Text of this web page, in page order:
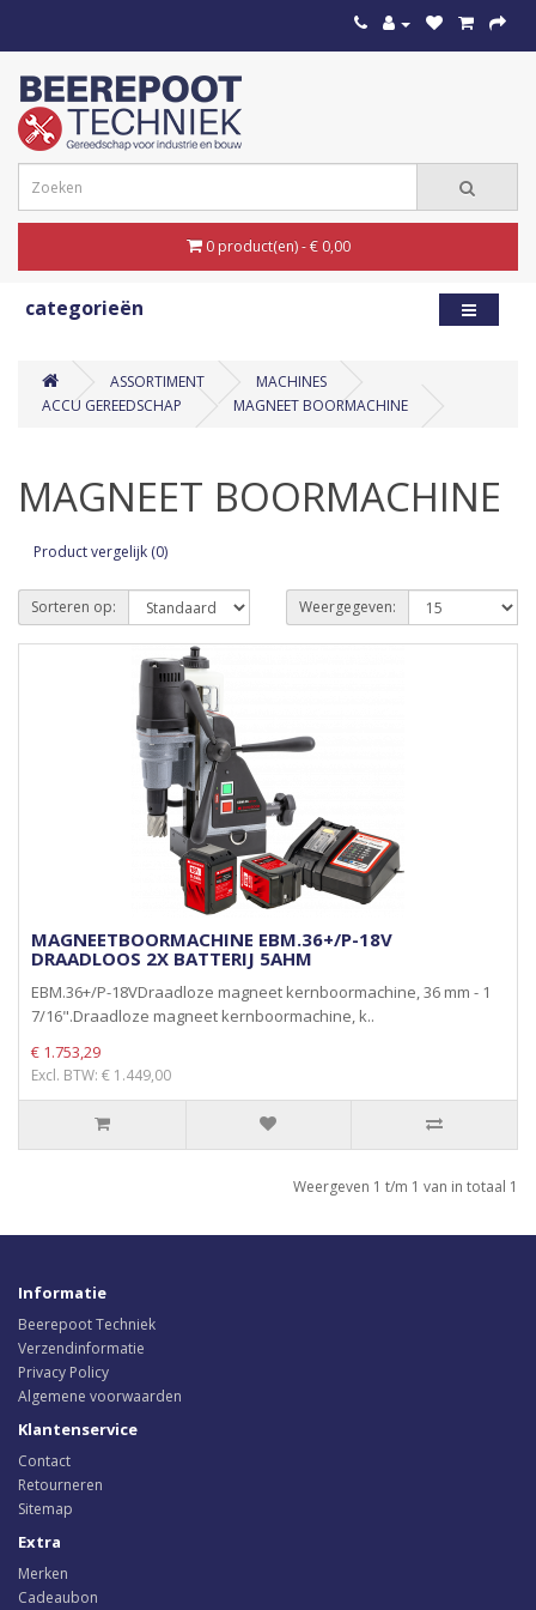
0 product(en) - € 0,00
categorieën
ASSORTIMENT
MACHINES
ACCU GEREEDSCHAP
MAGNEET BOORMACHINE
MAGNEET BOORMACHINE
Product vergelijk (0)
Sorteren op: Weergegeven:
MAGNEETBOORMACHINE EBM.36+/P-18V
DRAADLOOS 2X BATTERIJ 5AHM
EBM.36+/P-18VDraadloze magneet kernboormachine, 36 mm - 1
7/16".Draadloze magneet kernboormachine, k..
€ 1.753,29
Excl. BTW: € 1.449,00
Weergeven 1 t/m 1 van in totaal 1
Informatie
Beerepoot Techniek
Verzendinformatie
Privacy Policy
Algemene voorwaarden
Klantenservice
Contact
Retourneren
Sitemap
Extra
Merken
Cadeaubon